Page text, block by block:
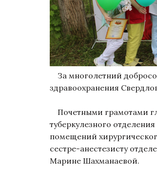
За многолетний
здравоохранения
Почетными грамотами
туберкулезного
помещений
сестре-анестезисту
Марине Шахманаевой.